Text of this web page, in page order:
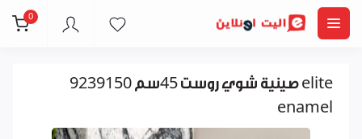
0
صينية شوي روست 45سم 9239150 elite
enamel